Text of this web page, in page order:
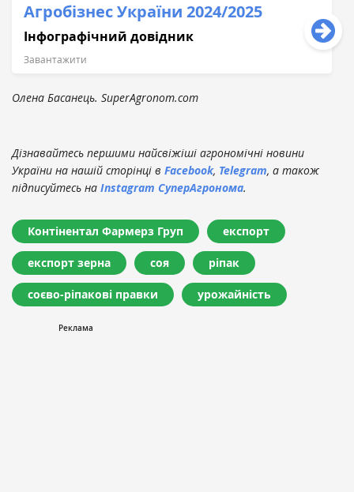
Агробізнес України 2024/2025
Інфографічний довідник
Завантажити
Олена Басанець. SuperAgronom.com
Дізнавайтесь першими найсвіжіші агрономічні новини
України на нашій сторінці в Facebook, Telegram, а також
підписуйтесь на Instagram СуперАгронома.
Контінентал Фармерз Груп експорт
експорт зерна соя ріпак
соєво-ріпакові правки урожайність